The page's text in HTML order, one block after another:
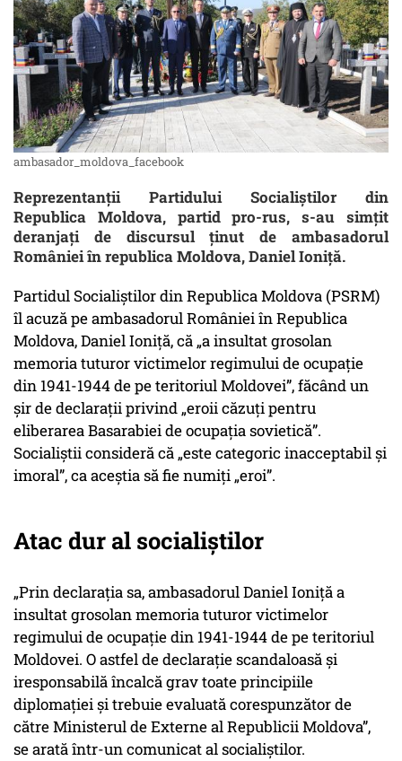
ambasador_moldova_facebook
Reprezentanții Partidului Socialiștilor din
Republica Moldova, partid pro-rus, s-au simțit
deranjați de discursul ținut de ambasadorul
României în republica Moldova, Daniel Ioniță.
Partidul Socialiștilor din Republica Moldova (PSRM)
îl acuză pe ambasadorul României în Republica
Moldova, Daniel Ioniță, că „a insultat grosolan
memoria tuturor victimelor regimului de ocupație
din 1941-1944 de pe teritoriul Moldovei”, făcând un
șir de declarații privind „eroii căzuți pentru
eliberarea Basarabiei de ocupația sovietică”.
Socialiștii consideră că „este categoric inacceptabil și
imoral”, ca aceștia să fie numiți „eroi”.
Atac dur al socialiștilor
„Prin declarația sa, ambasadorul Daniel Ioniță a
insultat grosolan memoria tuturor victimelor
regimului de ocupație din 1941-1944 de pe teritoriul
Moldovei. O astfel de declarație scandaloasă și
iresponsabilă încalcă grav toate principiile
diplomației și trebuie evaluată corespunzător de
către Ministerul de Externe al Republicii Moldova”,
se arată într-un comunicat al socialiștilor.